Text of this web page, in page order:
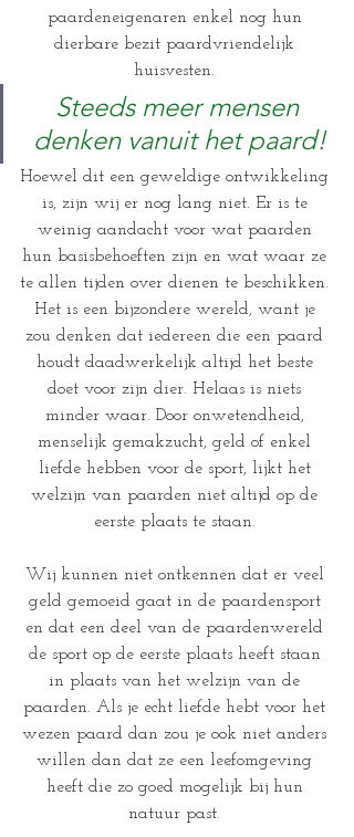
paardeneigenaren enkel nog hun
dierbare bezit paardvriendelijk
huisvesten.
Steeds meer mensen
denken vanuit het paard!
Hoewel dit een geweldige ontwikkeling
is, zijn wij er nog lang niet. Er is te
weinig aandacht voor wat paarden
hun basisbehoeften zijn en wat waar ze
te allen tijden over dienen te beschikken.
Het is een bijzondere wereld, want je
zou denken dat iedereen die een paard
houdt daadwerkelijk altijd het beste
doet voor zijn dier. Helaas is niets
minder waar. Door onwetendheid,
menselijk gemakzucht, geld of enkel
liefde hebben voor de sport, lijkt het
welzijn van paarden niet altijd op de
eerste plaats te staan.
Wij kunnen niet ontkennen dat er veel
geld gemoeid gaat in de paardensport
en dat een deel van de paardenwereld
de sport op de eerste plaats heeft staan
in plaats van het welzijn van de
paarden. Als je echt liefde hebt voor het
wezen paard dan zou je ook niet anders
willen dan dat ze een leefomgeving
heeft die zo goed mogelijk bij hun
natuur past.